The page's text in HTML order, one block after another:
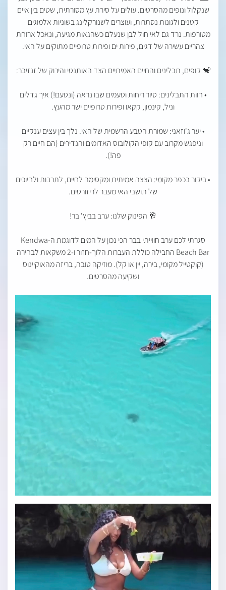
שנקלול ונופים מהסרטים. עולים על סירת עץ מסורתית, שטים בין איים
קטנים ולגונות נסתרות, ועוצרים לשנורקלינג בשוניות אלמוגים
מטורפות. נרד גם לאי חול לבן שנעלם כשהגאות מגיעה, ונאכל ארוחת
צהריים עשירה של דגים, פירות ים ופירות טרופיים מתוקים על האי.
🐒 קופים, תבלינים והחיים האמיתיים הצד האותנטי והירוק של זנזיבר:
• חוות התבלינים: סיור ריחות וטעמים שבו נראה (ונטעם!) איך גדלים
וניל, קינמון, קקאו ופירות טרופיים ישר מהעץ.
• יער ג'וזאני: שמורת הטבע הרשמית של האי. נלך בין עצים ענקיים
וניפגש מקרוב עם קופי הקולובוס האדומים והנדירים (הם חיים רק
פה!).
• ביקור בכפר מקומי: הצצה אמיתית ומקסימה לחיים, לתרבות ולחיוכים
של תושבי האי מעבר לריזורטים.
🥂 הפינוק שלנו: ערב בביץ' בר!
סגרתי לכם ערב חווייתי בבר הכי נכון על המים לדוגמת ה-Kendwa
Beach Bar החבילה כוללת העברות הלוך-חזור ו-2 משקאות לבחירה
(קוקטייל מקומי, בירה, יין או קל). מוזיקה טובה, בריזה מהאוקיינוס
ושקיעה מהסרטים.